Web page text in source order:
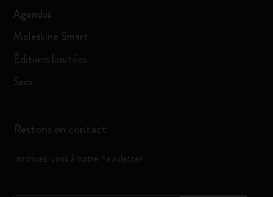
Agendas
Moleskine Smart
Éditions limitées
Sacs
Restons en contact
Inscrivez-vous à notre newsletter